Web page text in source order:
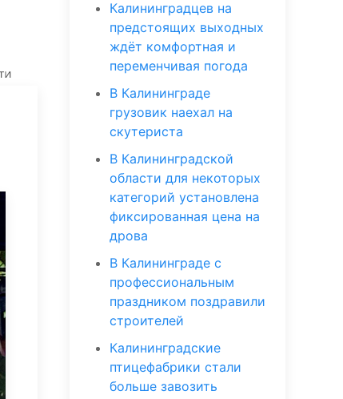
Калининградцев на
предстоящих выходных
ждёт комфортная и
переменчивая погода
В Калининграде
грузовик наехал на
скутериста
В Калининградской
области для некоторых
категорий установлена
фиксированная цена на
дрова
В Калининграде с
профессиональным
праздником поздравили
строителей
Калининградские
птицефабрики стали
больше завозить